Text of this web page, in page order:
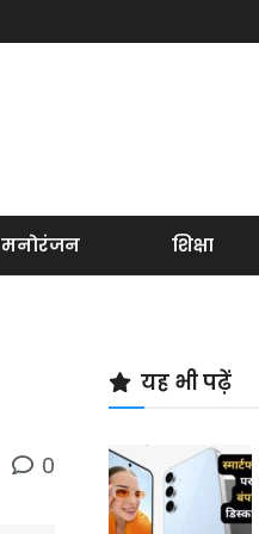
मनोरंजन शिक्षा
0
यह भी पढ़ें